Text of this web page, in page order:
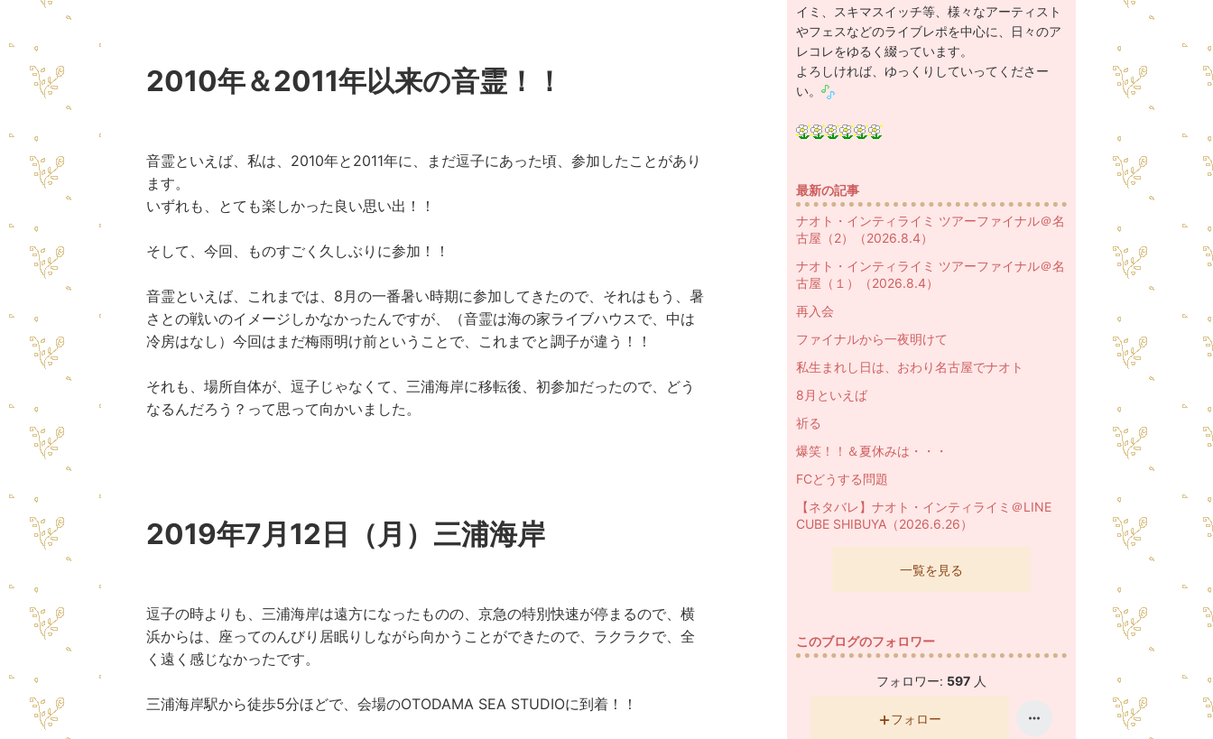
2010年＆2011年以来の音霊！！
音霊といえば、私は、2010年と2011年に、まだ逗子にあった頃、参加したことがあり
ます。
いずれも、とても楽しかった良い思い出！！
そして、今回、ものすごく久しぶりに参加！！
音霊といえば、これまでは、8月の一番暑い時期に参加してきたので、それはもう、暑
さとの戦いのイメージしかなかったんですが、（音霊は海の家ライブハウスで、中は
冷房はなし）今回はまだ梅雨明け前ということで、これまでと調子が違う！！
それも、場所自体が、逗子じゃなくて、 三浦海岸に移転後、初参加だったので、どう
なるんだろう？って思って向かいました。
2019年7月12日（月）三浦海岸
逗子の時よりも、三浦海岸は遠方になったものの、京急の特別快速が停まるので、横
浜からは、座ってのんびり居眠りしながら向かうことができたので、ラクラクで、全
く遠く感じなかったです。
三浦海岸駅から徒歩5分ほどで、会場のOTODAMA SEA STUDIOに到着！！
イミ、スキマスイッチ等、様々なアーティスト
やフェスなどのライブレポを中心に、日々のア
レコレをゆるく綴っています。
よろしければ、ゆっくりしていってくださー
い。
最新の記事
ナオト・インティライミ ツアーファイナル＠名
古屋（2）（2026.8.4）
ナオト・インティライミ ツアーファイナル＠名
古屋（１）（2026.8.4）
再入会
ファイナルから一夜明けて
私生まれし日は、おわり名古屋でナオト
8月といえば
祈る
爆笑！！＆夏休みは・・・
FCどうする問題
【ネタバレ】ナオト・インティライミ＠LINE
CUBE SHIBUYA（2026.6.26）
一覧を見る
このブログのフォロワー
フォロワー: 597 人
フォロー